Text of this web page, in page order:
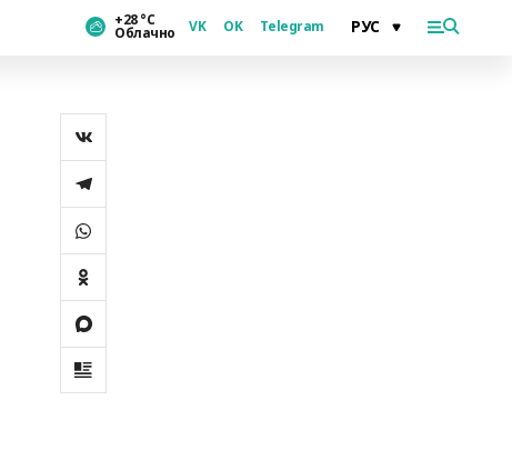
+28 °С
Облачно VK OK Telegram